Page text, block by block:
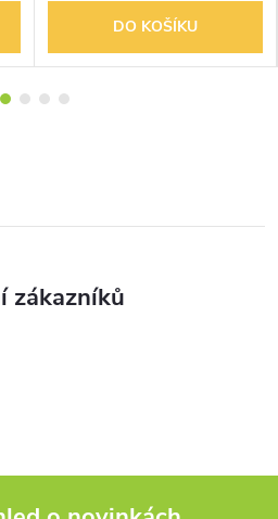
DO KOŠÍKU
zákazníků